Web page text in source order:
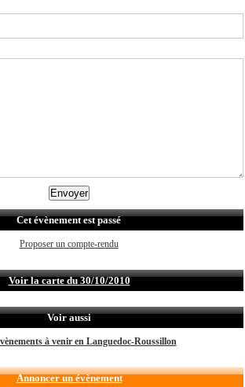
Cet évènement est passé
Proposer un compte-rendu
Voir la carte du 30/10/2010
Voir aussi
à venir en Languedoc-Roussillon
Annoncer un évènement